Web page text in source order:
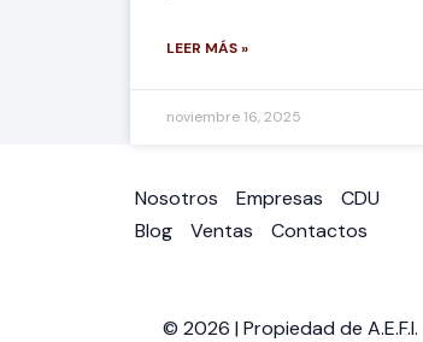
LEER MÁS »
noviembre 16, 2025
Nosotros Empresas
CDU
Blog
Ventas Contactos
© 2026 | Propiedad de A.E.F.I.